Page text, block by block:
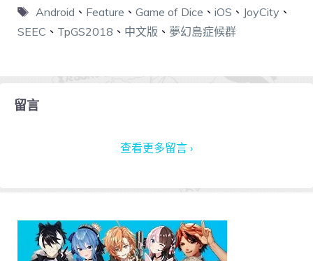
Android 、 Feature 、 Game of Dice 、 iOS 、 JoyCity 、
SEEC 、 TpGS2018 、 中文版 、 夢幻島症候群
留言
查看更多留言 ›